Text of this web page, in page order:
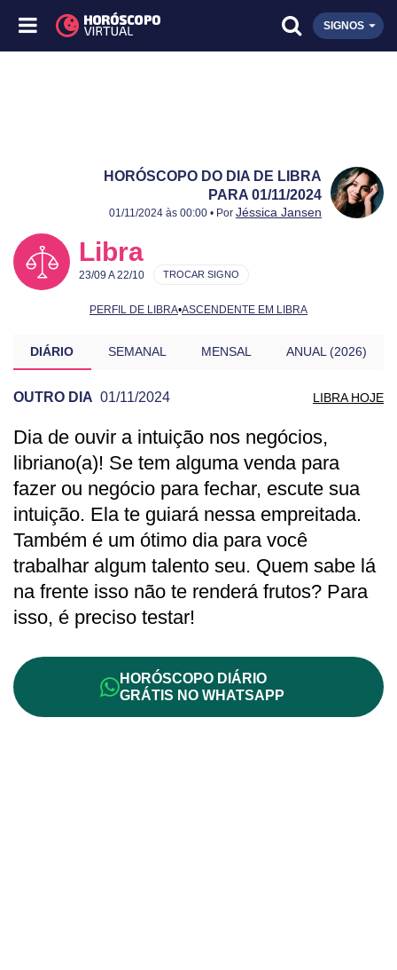
SIGNOS
HORÓSCOPO DO DIA DE LIBRA
PARA 01/11/2024
Publicado:
01/11/2024
Atualizado:
01/11/2024
01/11/2024 às 00:00 • Por Jéssica Jansen
Libra
23/09 A 22/10
PERFIL DE LIBRA•ASCENDENTE EM LIBRA
TROCAR SIGNO
DIÁRIO SEMANAL MENSAL ANUAL (2026)
OUTRO DIA 01/11/2024 LIBRA HOJE
PREVISÃO DE LIBRA PARA OUTRO DIA
Dia de ouvir a intuição nos negócios,
libriano(a)! Se tem alguma venda para
fazer ou negócio para fechar, escute sua
intuição. Ela te guiará nessa empreitada.
Também é um ótimo dia para você
trabalhar algum talento seu. Quem sabe lá
na frente isso não te renderá frutos? Para
isso, é preciso testar!
HORÓSCOPO DIÁRIO
GRÁTIS NO WHATSAPP